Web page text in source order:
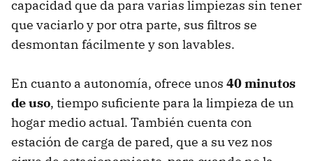
capacidad que da para varias limpiezas sin tener
que vaciarlo y por otra parte, sus filtros se
desmontan fácilmente y son lavables.
En cuanto a autonomía, ofrece unos 40 minutos
de uso, tiempo suficiente para la limpieza de un
hogar medio actual. También cuenta con
estación de carga de pared, que a su vez nos